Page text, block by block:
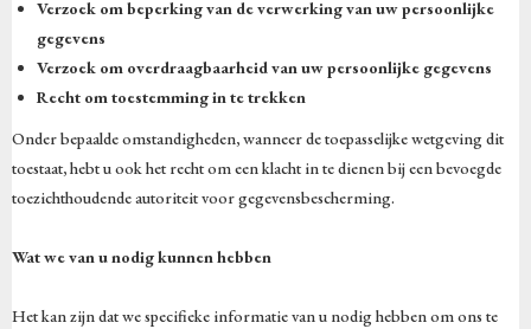
Verzoek om beperking van de verwerking van uw persoonlijke
gegevens
Verzoek om overdraagbaarheid van uw persoonlijke gegevens
Recht om toestemming in te trekken
Onder bepaalde omstandigheden, wanneer de toepasselijke wetgeving dit
toestaat, hebt u ook het recht om een klacht in te dienen bij een bevoegde
toezichthoudende autoriteit voor gegevensbescherming.
Wat we van u nodig kunnen hebben
Het kan zijn dat we specifieke informatie van u nodig hebben om ons te